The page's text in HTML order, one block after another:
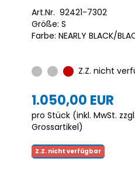
Art.Nr. 92421-7302
Größe: S
Farbe: NEARLY BLACK/
Z.Z. nicht
1.050,00 EUR
pro Stück (inkl. MwSt. zzgl.
Grossartikel)
Z.Z. nicht verfügbar